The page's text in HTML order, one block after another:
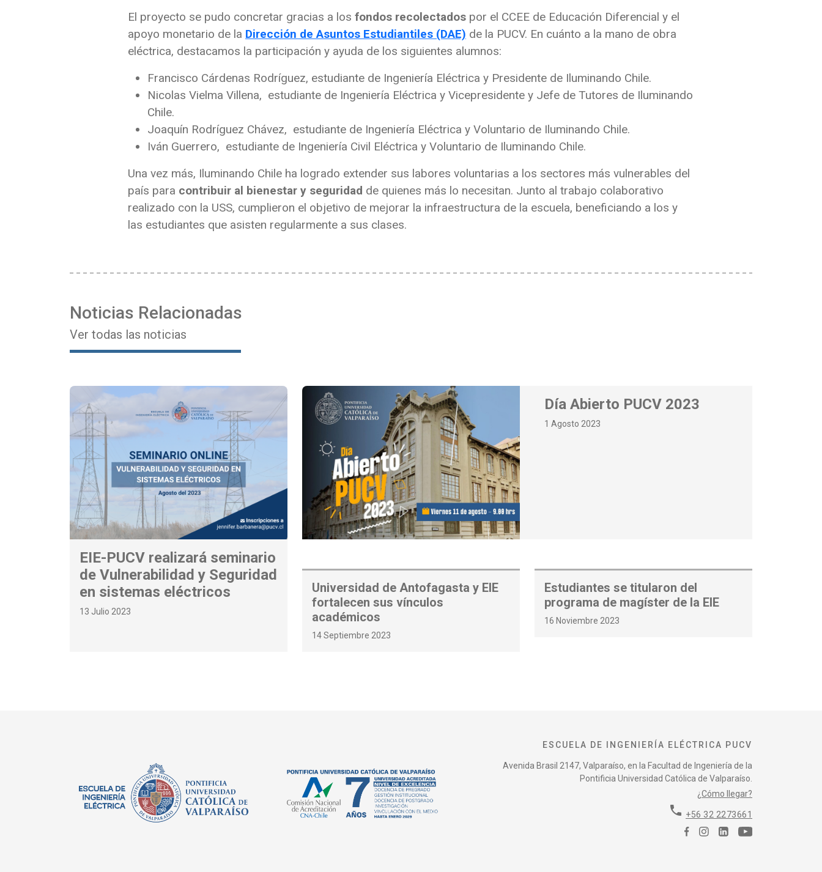
El proyecto se pudo concretar gracias a los fondos recolectados por el CCEE de Educación Diferencial y el
apoyo monetario de la Dirección de Asuntos Estudiantiles (DAE) de la PUCV. En cuánto a la mano de obra
eléctrica, destacamos la participación y ayuda de los siguientes alumnos:
Francisco Cárdenas Rodríguez, estudiante de Ingeniería Eléctrica y Presidente de Iluminando Chile.
Nicolas Vielma Villena, estudiante de Ingeniería Eléctrica y Vicepresidente y Jefe de Tutores de Iluminando
Chile.
Joaquín Rodríguez Chávez, estudiante de Ingeniería Eléctrica y Voluntario de Iluminando Chile.
Iván Guerrero, estudiante de Ingeniería Civil Eléctrica y Voluntario de Iluminando Chile.
Una vez más, Iluminando Chile ha logrado extender sus labores voluntarias a los sectores más vulnerables del
país para contribuir al bienestar y seguridad de quienes más lo necesitan. Junto al trabajo colaborativo
realizado con la USS, cumplieron el objetivo de mejorar la infraestructura de la escuela, beneficiando a los y
las estudiantes que asisten regularmente a sus clases.
Noticias Relacionadas
Ver todas las noticias
EIE-PUCV realizará seminario
de Vulnerabilidad y Seguridad
en sistemas eléctricos
13 Julio 2023
Día Abierto PUCV 2023
1 Agosto 2023
Universidad de Antofagasta y EIE
fortalecen sus vínculos
académicos
14 Septiembre 2023
Estudiantes se titularon del
programa de magíster de la EIE
16 Noviembre 2023
ESCUELA DE INGENIERÍA ELÉCTRICA PUCV
Avenida Brasil 2147, Valparaíso, en la Facultad de Ingeniería de la
Pontificia Universidad Católica de Valparaíso.
¿Cómo llegar?
phone +56 32 2273661